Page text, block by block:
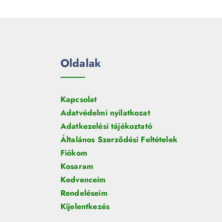
Oldalak
Kapcsolat
Adatvédelmi nyilatkozat
Adatkezelési tájékoztató
Általános Szerződési Feltételek
Fiókom
Kosaram
Kedvenceim
Rendeléseim
Kijelentkezés